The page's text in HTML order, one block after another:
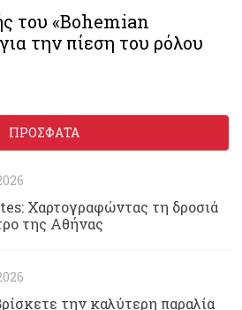
του «Bohemian
την πίεση του ρόλου
ΠΡΟΣΦΑΤΑ
Χαρτογραφώντας τη δροσιά
της Αθήνας
την καλύτερη παραλία